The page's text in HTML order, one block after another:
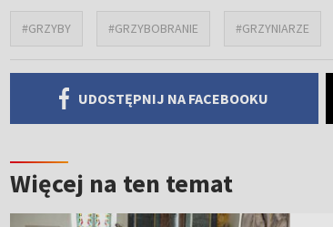
#GRZYBY #GRZYBOBRANIE #GRZYNIARZE
UDOSTĘPNIJ NA FACEBOOKU
Więcej na ten temat